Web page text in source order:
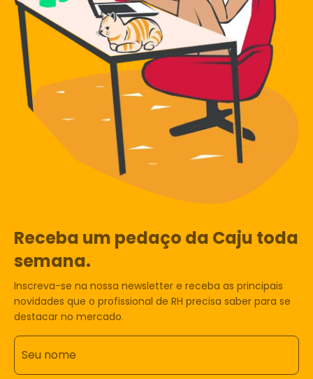
Receba um pedaço da Caju toda
semana.
Inscreva-se na nossa newsletter e receba as principais
novidades que o profissional de RH precisa saber para se
destacar no mercado.
Seu nome